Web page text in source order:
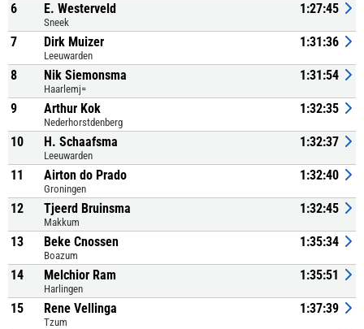
6 E. Westerveld
Sneek
1:27:45
7 Dirk Muizer
Leeuwarden
1:31:36
8 Nik Siemonsma
Haarlemj=
1:31:54
9 Arthur Kok
Nederhorstdenberg
1:32:35
10 H. Schaafsma
Leeuwarden
1:32:37
11 Airton do Prado
Groningen
1:32:40
12 Tjeerd Bruinsma
Makkum
1:32:45
13 Beke Cnossen
Boazum
1:35:34
14 Melchior Ram
Harlingen
1:35:51
15 Rene Vellinga
Tzum
1:37:39